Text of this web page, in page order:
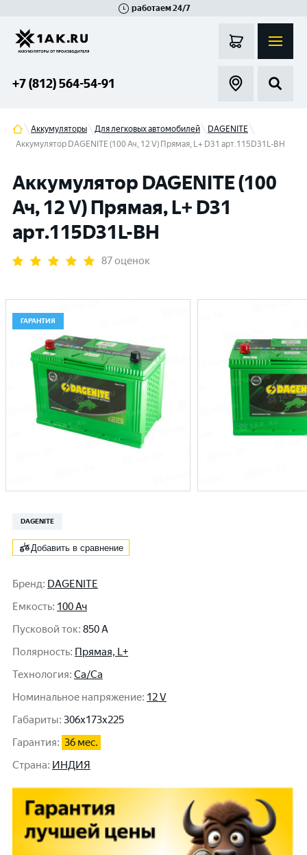
работаем 24/7
+7 (812) 564-54-91
Аккумуляторы Для легковых автомобилей
DAGENITE
Аккумулятор DAGENITE (100 Ач, 12 V) Прямая, L+ D31 арт.115D31L-BH
Аккумулятор DAGENITE (100
Ач, 12 V) Прямая, L+ D31
арт.115D31L-BH
87 оценок
ГАРАНТИЯ
DAGENITE
Добавить в сравнение
Бренд: DAGENITE
Емкость: 100 Ач
Пусковой ток: 850 A
Полярность: Прямая, L+
Технология: Ca/Ca
Номинальное напряжение: 12 V
Габариты: 306x173x225
Гарантия: 36 мес.
Cтрана: ИНДИЯ
Гатчина